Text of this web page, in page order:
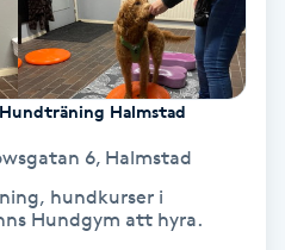
Hundträning Halmstad
6, Halmstad
hundkurser i
Hundgym att hyra.